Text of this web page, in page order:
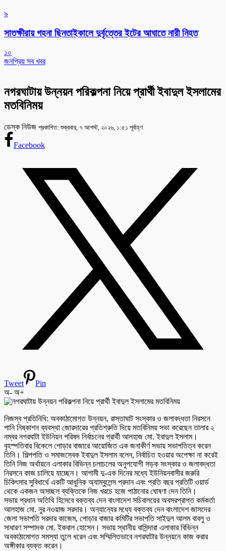
৯
সাতক্ষীরায় গহনা ছিনতাইকালে দুর্বৃত্তের ইটের আঘাতে নারী নিহত
১০
জনপ্রিয় সব খবর
নগরঘাটায় উন্নয়ন পরিকল্পনা নিয়ে প্রার্থী ইবাদুল ইসলামের
মতবিনিময়
ডেস্ক নিউজ প্রকাশিত: শুক্রবার, ৭ আগস্ট, ২০২৬, ১:৫১ পূর্বাহ্ণ
Facebook
Tweet
Pin
অ- অ+
নিজস্ব প্রতিনিধি: অবকাঠামোগত উন্নয়ন, রাস্তাঘাট সংস্কার ও জলাবদ্ধতা নিরসনে
পানি নিষ্কাশন ব্যবস্থা জোরদারের প্রতিশ্রুতি দিয়ে মতবিনিময় সভা করেছেন তালার ২
নম্বর নগরঘাটা ইউনিয়ন পরিষদ নির্বাচনের প্রার্থী আলহাজ মো. ইবাদুল ইসলাম।
বৃহস্পতিবার বিকেলে পোড়ার বাজারে আয়োজিত এক জনাকীর্ণ সভায় সভাপতিত্ব করেন
তিনি। শিল্পপতি ও সমাজসেবক ইবাদুল ইসলাম বলেন, নির্বাচিত হওয়ার অপেক্ষা না করেই
তিনি নিজ অর্থায়নে এলাকার বিভিন্ন চলাচলের অনুপযোগী সড়ক সংস্কার ও জলাবদ্ধতা
নিরসনে কাজ চালিয়ে যাচ্ছেন। আগামী দু-এক দিনের মধ্যে ইউনিয়নবাসীর জরুরি
চিকিৎসার সুবিধার্থে একটি আধুনিক অ্যাম্বুলেন্স প্রদান এবং প্রতি বছর প্রতিটি ওয়ার্ড
থেকে একজন অসচ্ছল ব্যক্তিকে নিজ খরচে হজে পাঠানোর ঘোষণা দেন তিনি।
সভায় প্রধান অতিথি হিসেবে বক্তব্য দেন বাংলাদেশ সচিবালয়ের অবসরপ্রাপ্ত কর্মকর্তা
আলহাজ মো. নুর নওয়াজ সরদার। অন্যান্যের মধ্যে বক্তব্য দেন বাংলাদেশ জাসদের
জেলা সভাপতি সরদার কাজেম, পোড়ার বাজার কমিটির সভাপতি সাইদুল আলম বাবলু ও
সাধারণ সম্পাদক মো. ইকবাল হোসেন। সভায় স্থানীয় বাসিন্দারা এলাকার বিভিন্ন
অবকাঠামোগত সমস্যা তুলে ধরেন এবং সম্মিলিতভাবে নগরঘাটার উন্নয়নে কাজ করার
অঙ্গীকার ব্যক্ত করেন।